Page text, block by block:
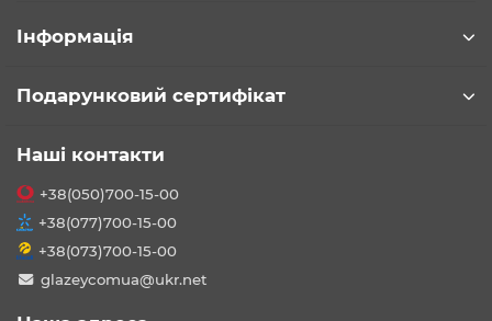
Інформація
Подарунковий сертифікат
Наші контакти
+38(050)700-15-00
+38(077)700-15-00
+38(073)700-15-00
glazeycomua@ukr.net